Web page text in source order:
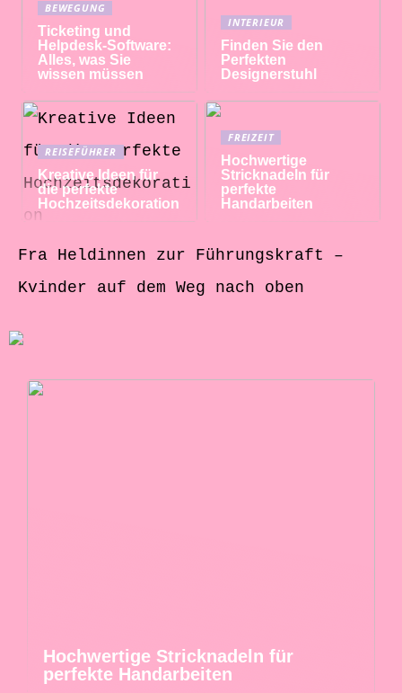
BEWEGUNG
Ticketing und
Helpdesk-Software:
Alles, was Sie
wissen müssen
INTERIEUR
Finden Sie den
Perfekten
Designerstuhl
REISEFÜHRER
Kreative Ideen für
die perfekte
Hochzeitsdekoration
FREIZEIT
Hochwertige
Stricknadeln für
perfekte
Handarbeiten
Fra Heldinnen zur Führungskraft –
Kvinder auf dem Weg nach oben
Hochwertige Stricknadeln für
perfekte Handarbeiten